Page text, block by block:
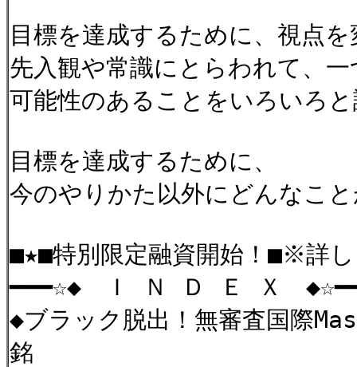
目標を達成するために、視点
先入観や常識にとらわれて、
可能性のあることをいろいろ
目標を達成するために、
今のやりかた以外にどんなこ
■★■特別限定融資開始！■※詳
━━━☆◆ Ｉ Ｎ Ｄ Ｅ Ｘ
◆ブラック脱出！無審査国際
銘